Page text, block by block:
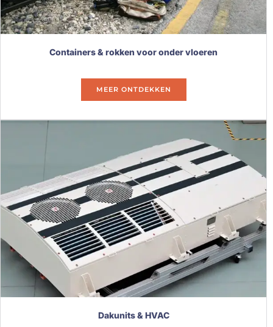
Containers & rokken voor onder vloeren
MEER ONTDEKKEN
Dakunits & HVAC